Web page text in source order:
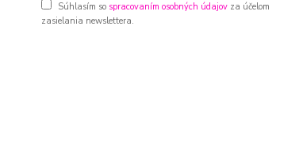
Súhlasím so spracovaním osobných údajov za účelom
zasielania newslettera.